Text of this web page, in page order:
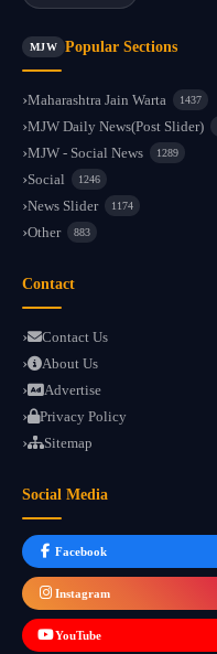
MJW Popular Sections
Maharashtra Jain Warta 1437
MJW Daily News(Post Slider)
MJW - Social News 1289
Social 1246
News Slider 1174
Other 883
Contact
Contact Us
About Us
Advertise
Privacy Policy
Sitemap
Social Media
Facebook
Instagram
YouTube